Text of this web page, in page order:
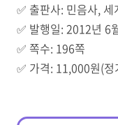
✅️ 출판사: 민음사,
✅️ 발행일: 2012년 6
✅️ 쪽수: 196쪽
✅️ 가격: 11,000원(정